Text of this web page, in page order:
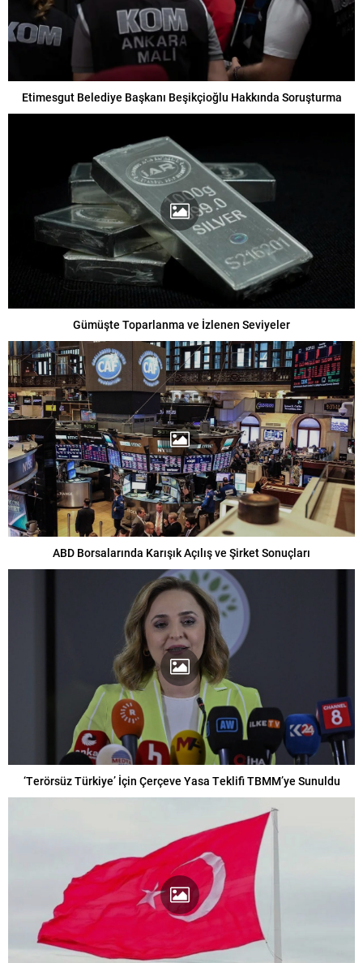
Etimesgut Belediye Başkanı Beşikçioğlu Hakkında Soruşturma
Gümüşte Toparlanma ve İzlenen Seviyeler
ABD Borsalarında Karışık Açılış ve Şirket Sonuçları
‘Terörsüz Türkiye’ İçin Çerçeve Yasa Teklifi TBMM’ye Sunuldu